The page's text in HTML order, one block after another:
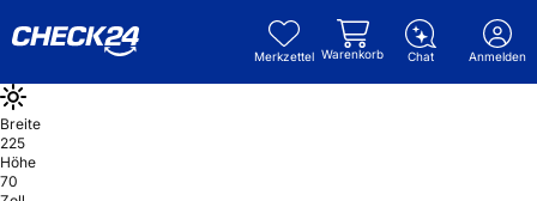
Merkzettel Warenkorb Chat Anmelden
Breite
225
Höhe
70